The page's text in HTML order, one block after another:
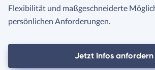
Flexibilität und maßgeschneiderte
persönlichen Anforderungen.
Jetzt Infos anfordern